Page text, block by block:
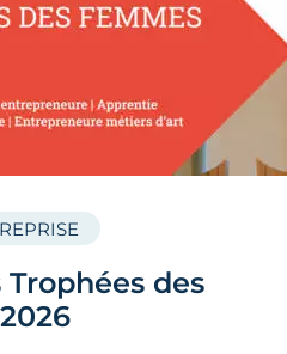
Trophées des